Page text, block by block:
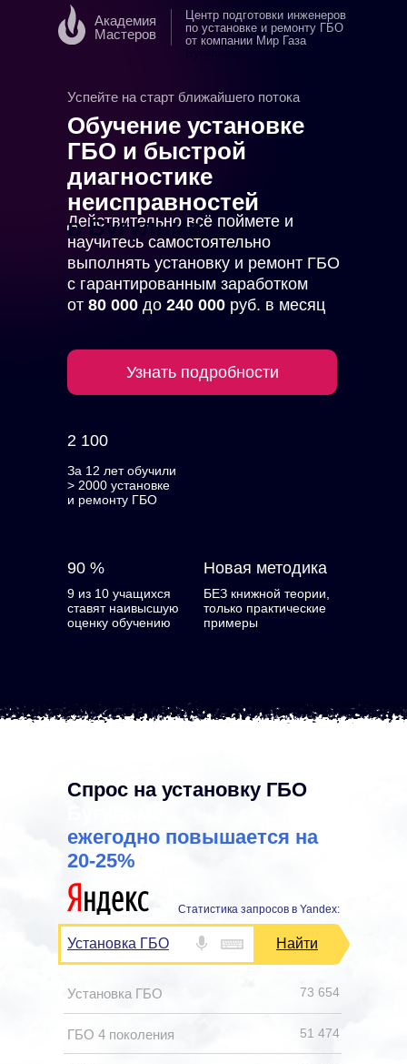
Действительно всё поймете и
научитесь самостоятельно
выполнять установку и ремонт ГБО
с гарантированным заработком
от 80 000 до 240 000 руб. в месяц
Узнать подробности
2 100
90 % Новая методика
За 12 лет обучили
> 2000 установке
и ремонту ГБО
9 из 10 учащихся
ставят наивысшую
оценку обучению
БЕЗ книжной теории,
только практические
примеры
Обучение установке
ГБО и быстрой
диагностике
неисправностей
в Бугульме
Академия
Мастеров
Центр подготовки инженеров
по установке и ремонту ГБО
от компании Мир Газа
Успейте на старт ближайшего потока
Спрос на установку ГБО
ежегодно повышается на
20-25%
ГБО 4 поколения
Установка ГБО
Установка ГБО Найти
Статистика запросов в Yandex:
73 654
51 474